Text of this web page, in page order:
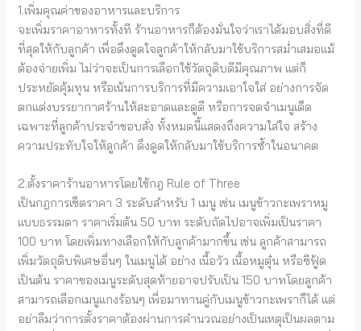
1.เพิ่มคุณค่าของอาหารและบริการ
จะเพิ่มราคาอาหารทั้งที ร้านอาหารก็ต้องมั่นใจว่าเราได้มอบสิ่งที่ดี
ที่สุดให้กับลูกค้า เพื่อดึงดูดใจลูกค้าให้กลับมาใช้บริการสม่ำเสมอแม้
ต้องจ่ายเพิ่ม ไม่ว่าจะเป็นการเลือกใช้วัตถุดิบดีมีคุณภาพ แต่ก็
ประหยัดคุ้มทุน หรือเน้นการบริการที่มีความเอาใจใส่ อย่างการจัด
ตกแต่งบรรยากาศร้านให้สะอาดและดูดี หรือการจดจำเมนูเด็ด
เฉพาะที่ลูกค้าประจำชอบสั่ง ทั้งหมดนี้แสดงถึงความใส่ใจ สร้าง
ความประทับใจให้ลูกค้า ดึงดูดให้กลับมาใช้บริการซ้ำในอนาคต
2.ตั้งราคาร้านอาหารโดยใช้กฎ Rule of Three
เป็นกฎการเซ็ตราคา 3 ระดับสำหรับ 1 เมนู เช่น เมนูข้าวกะเพราหมู
แบบธรรมดา ราคาเริ่มต้น 50 บาท ระดับถัดไปอาจเพิ่มเป็นราคา
100 บาท โดยเพิ่มทางเลือกให้กับลูกค้ามากขึ้น เช่น ลูกค้าสามารถ
เพิ่มวัตถุดิบพิเศษอื่นๆ ในเมนูได้ อย่าง เนื้อวัว เนื้อหมูตุ๋น หรือซีฟู้ด
เป็นต้น ราคาของเมนูระดับสุดท้ายอาจปรับเป็น 150 บาทโดยลูกค้า
สามารถเลือกเมนูแกงร้อนๆ เพื่อมาทานคู่กับเมนูข้าวกะเพราก็ได้ แต่
อย่าลืมว่าการตั้งราคาต้องผ่านการคำนวณอย่างเป็นเหตุเป็นผลตาม